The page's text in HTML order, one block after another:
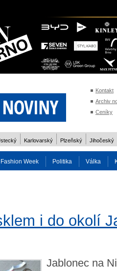
Kontakt
Archiv
Ceníky
Karlovarský Plzeňský Jihočeský
Week Politika Válka
i do okolí
Jablonec na